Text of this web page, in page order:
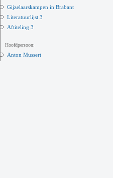
Gijzelaarskampen in Brabant
Literatuurlijst 3
Aftiteling 3
Hoofdpersoon:
Anton Mussert